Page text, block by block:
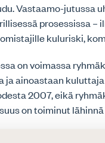
Vastaamo-jutussa
prosessissa –
kuluriski,
on voimassa
ja ainoastaan
2007, eikä
on toiminut